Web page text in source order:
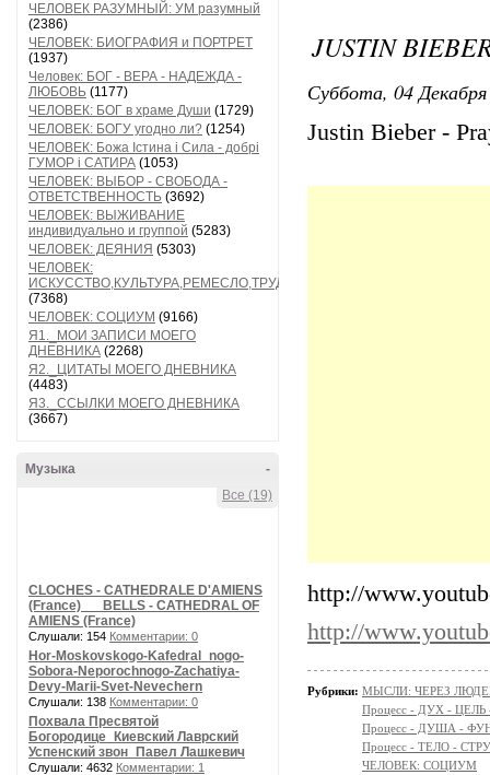
ЧЕЛОВЕК РАЗУМНЫЙ: УМ разумный
(2386)
ЧЕЛОВЕК: БИОГРАФИЯ и ПОРТРЕТ
(1937)
Человек: БОГ - ВЕРА - НАДЕЖДА -
ЛЮБОВЬ (1177)
ЧЕЛОВЕК: БОГ в храме Души (1729)
ЧЕЛОВЕК: БОГУ угодно ли? (1254)
ЧЕЛОВЕК: Божа Істина і Сила - добрі
ГУМОР і САТИРА (1053)
ЧЕЛОВЕК: ВЫБОР - СВОБОДА -
ОТВЕТСТВЕННОСТЬ (3692)
ЧЕЛОВЕК: ВЫЖИВАНИЕ
индивидуально и группой (5283)
ЧЕЛОВЕК: ДЕЯНИЯ (5303)
ЧЕЛОВЕК:
ИСКУССТВО,КУЛЬТУРА,РЕМЕСЛО,ТРУД
(7368)
ЧЕЛОВЕК: СОЦИУМ (9166)
Я1._МОИ ЗАПИСИ МОЕГО
ДНЕВНИКА (2268)
Я2._ЦИТАТЫ МОЕГО ДНЕВНИКА
(4483)
Я3._ССЫЛКИ МОЕГО ДНЕВНИКА
(3667)
-
Музыка
Все (19)
CLOCHES - CATHEDRALE D'AMIENS
(France) __ BELLS - CATHEDRAL OF
AMIENS (France)
Слушали: 154 Комментарии: 0
Hor-Moskovskogo-Kafedral_nogo-
Sobora-Neporochnogo-Zachatiya-
Devy-Marii-Svet-Nevechern
Слушали: 138 Комментарии: 0
Похвала Пресвятой
Богородице_Киевский Лаврский
Успенский звон_Павел Лашкевич
Слушали: 4632 Комментарии: 1
JUSTIN
Суббота, 04
Justin Bieber -
http://
http://
Рубрики: МЫСЛИ: ЧЕРЕЗ
Процесс - ДУХ -
Процесс - ДУША -
Процесс - ТЕЛО -
ЧЕЛОВЕК: СОЦИУМ